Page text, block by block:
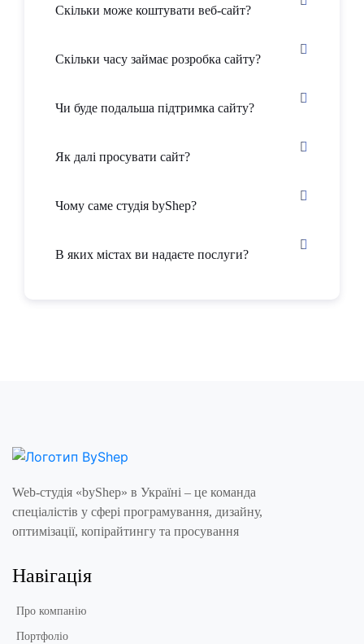
Скільки може коштувати веб-сайт?
Скільки часу займає розробка сайту?
Чи буде подальша підтримка сайту?
Як далі просувати сайт?
Чому саме студія byShep?
В яких містах ви надаєте послуги?
Web-студія «byShep» в Україні – це команда
спеціалістів у сфері програмування, дизайну,
оптимізації, копірайтингу та просування
Навігація
Про компанію
Портфоліо